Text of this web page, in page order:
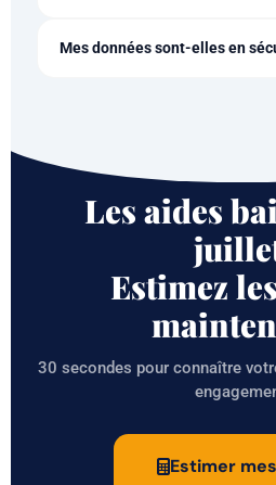
Le délai entre votre demande et
Mes données sont-elles en
Les aides
Estimez
30 secondes pour connaître
Estimer